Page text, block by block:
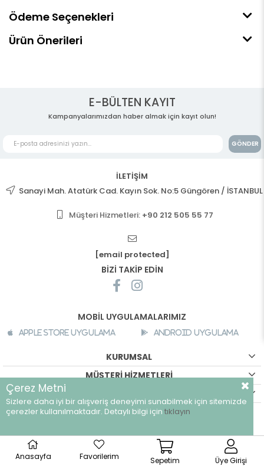
Ödeme Seçenekleri
Ürün Önerileri
E-BÜLTEN KAYIT
Kampanyalarımızdan haber almak için kayıt olun!
GÖNDER
İLETİŞİM
Sanayi Mah. Atatürk Cad. Kayın Sok. No:5 Güngören / İSTANBUL
Müşteri Hizmetleri: +90 212 505 55 77
[email protected]
BİZİ TAKİP EDİN
MOBİL UYGULAMALARIMIZ
Apple Store Uygulama Android Uygulama
KURUMSAL
MÜŞTERİ HİZMETLERİ
©breeze.com.tr - Tüm hakları saklıdır.
Anasayfa Favorilerim Sepetim Üye Girişi
Çerez Metni
Sizlere daha iyi bir alışveriş deneyimi sunabilmek için sitemizde
çerezler kullanılmaktadır. Detaylı bilgi için tıklayın